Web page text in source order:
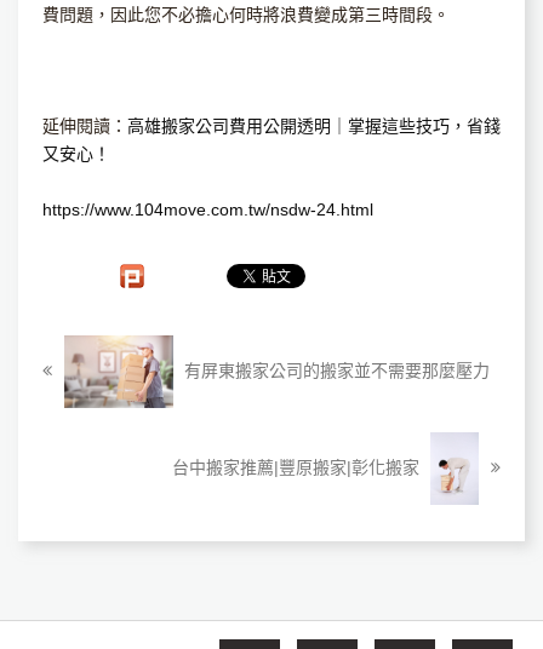
費問題，因此您不必擔心何時將浪費變成第三時間段。
延伸閱讀： 高雄搬家公司費用公開透明｜掌握這些技巧，省錢
又安心！
https://www.104move.com.tw/nsdw-24.html
有屏東搬家公司的搬家並不需要那麼壓力
台中搬家推薦|豐原搬家|彰化搬家